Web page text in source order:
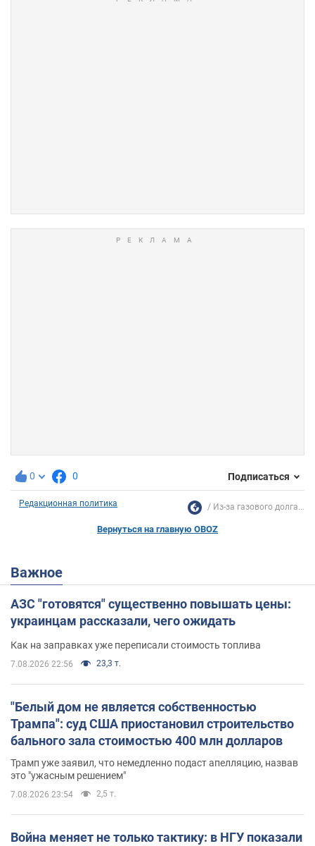
0 0 Подписаться
Редакционная политика Из-за газового долга...
Вернуться на главную OBOZ
Важное
АЗС "готовятся" существенно повышать цены:
украинцам рассказали, чего ожидать
Как на заправках уже переписали стоимость топлива
7.08.2026 22:56 23,3 т.
"Белый дом не является собственностью
Трампа": суд США приостановил строительство
бального зала стоимостью 400 млн долларов
Трамп уже заявил, что немедленно подаст апелляцию, назвав
это "ужасным решением"
7.08.2026 23:54 2,5 т.
Война меняет не только тактику: в НГУ показали